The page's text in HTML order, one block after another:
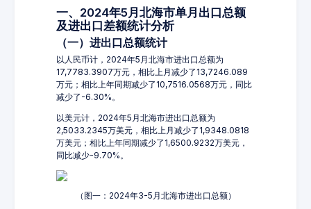
一、2024年5月北海市单月出口总额
及进出口差额统计分析
（一）进出口总额统计
以人民币计，2024年5月北海市进出口总额为
17,7783.3907万元，相比上月减少了13,7246.089
万元；相比上年同期减少了10,7516.0568万元，同比
减少了-6.30%。
以美元计，2024年5月北海市进出口总额为
2,5033.2345万美元，相比上月减少了1,9348.0818
万美元；相比上年同期减少了1,6500.9232万美元，
同比减少-9.70%。
（图一：2024年3-5月北海市进出口总额）